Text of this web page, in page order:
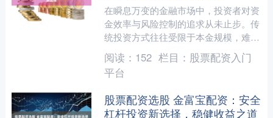
在瞬息万变的金融市场中，投资者对资
金效率与风险控制的追求从未止步。传
统投资方式往往受限于本金规模，难以
把握转瞬即逝的市场机遇。正是在这样
的背景下，**恒瑞行配资....
阅读： 152 栏目： 股票配资入门
平台
股票配资选股 金富宝配资：安全
杠杆投资新选择，稳健收益之道